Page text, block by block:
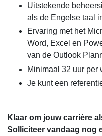
Uitstekende
als de Engelse taal
Ervaring met het
Word, Excel en
van de Outlook
Minimaal 32 uur per
Je kunt een
Klaar om jouw carrière
Solliciteer vandaag nog